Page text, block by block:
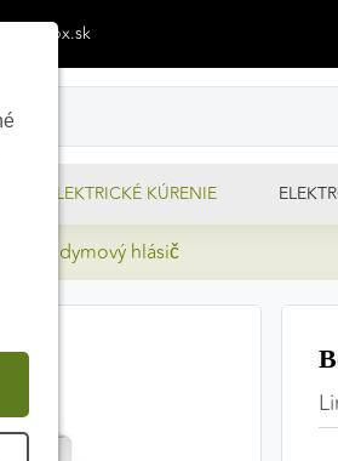
ELEKTRICKÉ KÚRENIE
dymový hlásič